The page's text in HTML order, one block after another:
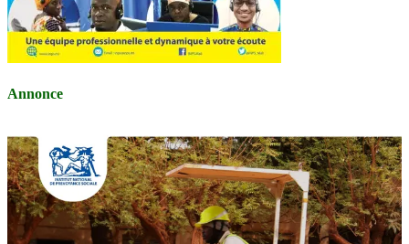
Annonce